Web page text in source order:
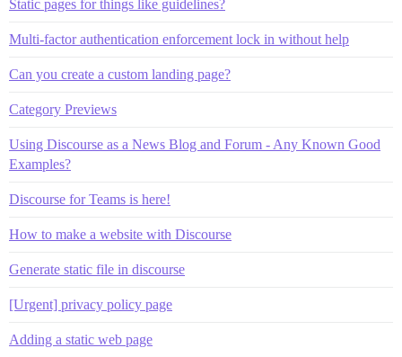
Static pages for things like guidelines?
Multi-factor authentication enforcement lock in without help
Can you create a custom landing page?
Category Previews
Using Discourse as a News Blog and Forum - Any Known Good
Examples?
Discourse for Teams is here!
How to make a website with Discourse
Generate static file in discourse
[Urgent] privacy policy page
Adding a static web page